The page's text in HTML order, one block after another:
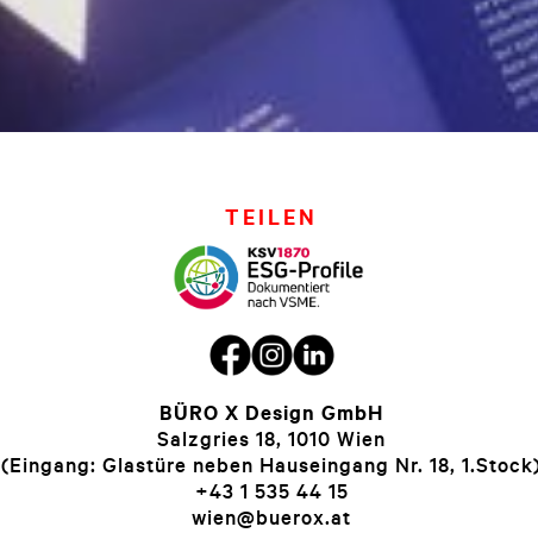
TEILEN
BÜRO X Design GmbH
Salzgries 18, 1010 Wien
(Eingang: Glastüre neben Hauseingang Nr. 18,
+43 1 535 44 15
wien@buerox.at